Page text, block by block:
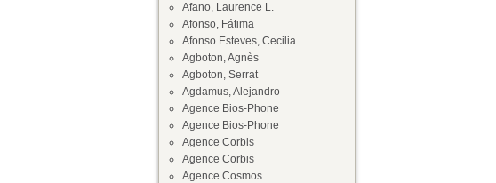
Afano, Laurence L.
Afonso, Fátima
Afonso Esteves, Cecilia
Agboton, Agnès
Agboton, Serrat
Agdamus, Alejandro
Agence Bios-Phone
Agence Bios-Phone
Agence Corbis
Agence Corbis
Agence Cosmos